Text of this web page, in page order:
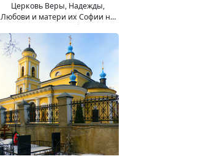
Церковь Веры, Надежды,
Любови и матери их Софии на
Миусском кладбище.